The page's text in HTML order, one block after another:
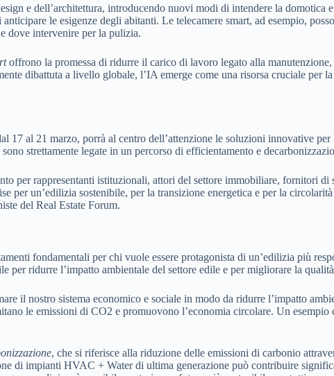
e dell’architettura, introducendo nuovi modi di intendere la
le esigenze degli abitanti. Le telecamere smart, ad esempio,
dove intervenire per la pulizia.
offrono la promessa di ridurre il carico di lavoro legato alla
dibattuta a livello globale, l’IA emerge come una risorsa cruciale
17 al 21 marzo, porrà al centro dell’attenzione le soluzioni innovative
strettamente legate in un percorso di efficientamento e
per rappresentanti istituzionali, attori del settore immobiliare, fornitori
per un’edilizia sostenibile, per la transizione energetica e per la
del Real Estate Forum.
fondamentali per chi vuole essere protagonista di un’edilizia più
per ridurre l’impatto ambientale del settore edile e per migliorare la
il nostro sistema economico e sociale in modo da ridurre l’impatto
le emissioni di CO2 e promuovono l’economia circolare. Un
, che si riferisce alla riduzione delle emissioni di carbonio
di impianti HVAC + Water di ultima generazione può contribuire